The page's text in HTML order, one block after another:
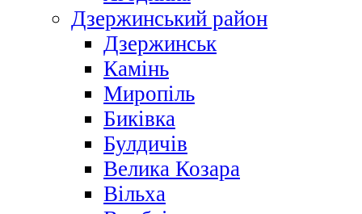
Дзержинський район
Дзержинськ
Камінь
Миропіль
Биківка
Булдичів
Велика Козара
Вільха